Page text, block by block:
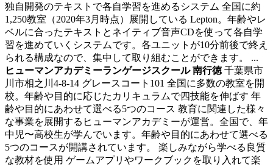
独自開発のテキストで各自学習を進めるシステム 全国に約
1,250教室（2020年3月時点）展開している Lepton。年齢やレ
ベルに合ったテキストとネイティブ音声CDを使って各自学
習を進めていくシステムです。各ユニットが10分前後で終え
られる構成なので、集中して取り組むことができます。 ...
ヒューマンアカデミーランゲージスクール 南行徳千葉県市
川市相之川4-8-14 グレースコート101 全国に多数の教室を開
校。年齢や目的に応じたカリキュラムで四技能を伸ばす 年
齢や目的にあわせて選べる5つのコース 教育に関連した様々
な事業を展開するヒューマンアカデミーが運営。全国で、年
中児〜高校生が学んでいます。年齢や目的にあわせて選べる
5つのコースが開講されています。 楽しみながら学べる良質
な教材を使用 ゲームアプリやワークブックを取り入れて楽